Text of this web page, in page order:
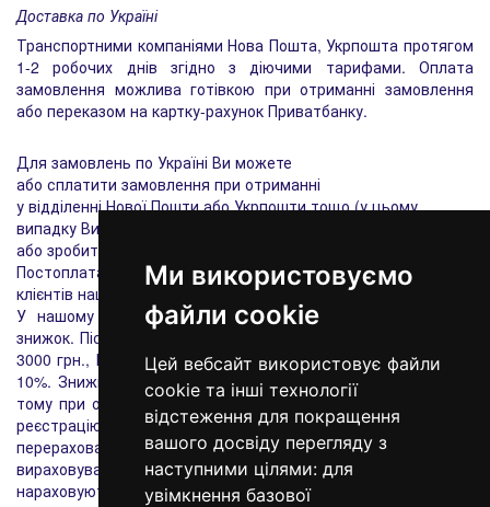
Ми використовуємо
файли cookie
Цей вебсайт використовує файли
cookie та інші технології
відстеження для покращення
вашого досвіду перегляду з
наступними цілями: для
увімкнення базової
Доставка по Україні
Транспортними компаніями Нова Пошта, Укрпошта протягом
1-2 робочих днів згідно з діючими тарифами. Оплата
замовлення можлива готівкою при отриманні замовлення
або переказом на картку-рахунок Приватбанку.
Для замовлень по Україні Ви можете
або сплатити замовлення при отриманні
у відділенні Нової Пошти або Укрпошти тощо (у цьому
випадку Ви також сплачуєте накладений платіж),
або зробити передоплату на розрахунковий рахунок.
Постоплата (накладений платіж) діє тільки для постійних
клієнтів нашого інтернет-магазину.
У нашому інтернет-магазині діє накопичувальна система
знижок. Після здійснення і оплати замовлень на суму понад
3000 грн., Ви отримуєте знижку 2%, 7000 - 5%, 10 000 грн. -
10%. Знижка фіксується у Вашому персональному кабінеті,
тому при оформленні першого замовлення важливо пройти
реєстрацію на нашому сайті. При досягненні порогів
перерахованих вище сум, система автоматично буде
вираховувати знижку. Персональні знижки не
нараховуються на акційні товари з уже існуючими знижками.